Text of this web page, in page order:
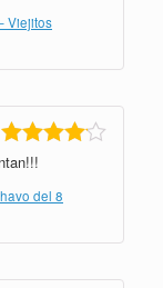
Viejitos
Valorado
del 8